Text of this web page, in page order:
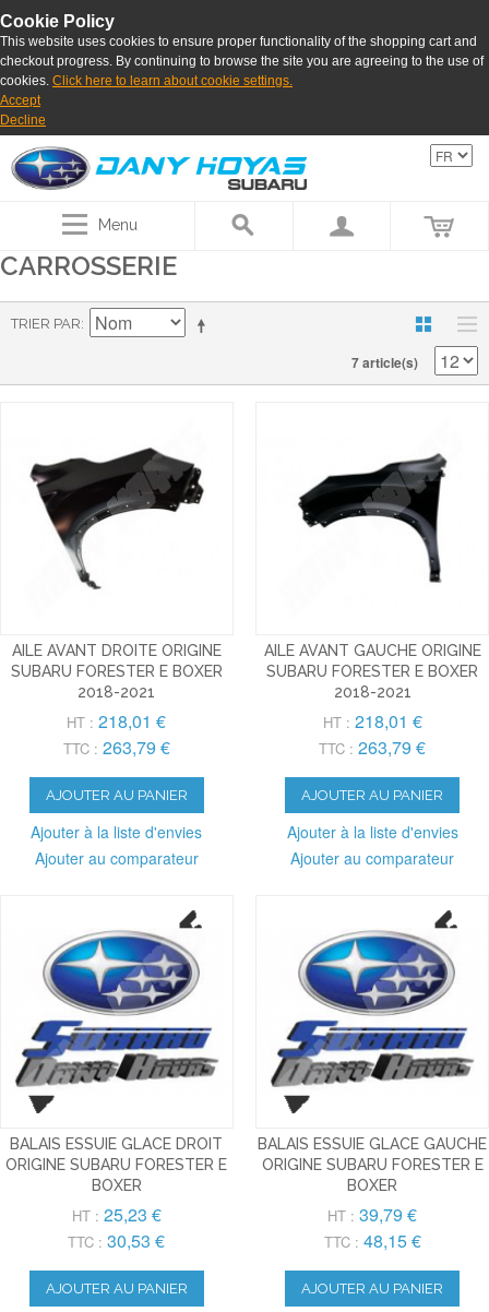
Cookie Policy
This website uses cookies to ensure proper functionality of the shopping cart and
checkout progress. By continuing to browse the site you are agreeing to the use of
cookies. Click here to learn about cookie settings.
Accept
Decline
Menu
CARROSSERIE
TRIER PAR
7 article(s)
AILE AVANT DROITE ORIGINE
SUBARU FORESTER E BOXER
2018-2021
HT : 218,01 €
TTC : 263,79 €
AJOUTER AU PANIER
Ajouter à la liste d'envies
Ajouter au comparateur
AILE AVANT GAUCHE ORIGINE
SUBARU FORESTER E BOXER
2018-2021
HT : 218,01 €
TTC : 263,79 €
AJOUTER AU PANIER
Ajouter à la liste d'envies
Ajouter au comparateur
BALAIS ESSUIE GLACE DROIT
ORIGINE SUBARU FORESTER E
BOXER
HT : 25,23 €
TTC : 30,53 €
AJOUTER AU PANIER
BALAIS ESSUIE GLACE GAUCHE
ORIGINE SUBARU FORESTER E
BOXER
HT : 39,79 €
TTC : 48,15 €
AJOUTER AU PANIER